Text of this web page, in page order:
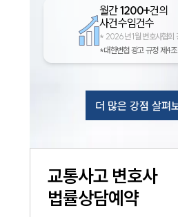
월간1200+건의
사건수임건수
* 2026년 1월 변호사협회
*대한변협 광고 규정 제4조
더 많은 강점 살펴
교통사고변호사
법률상담예약